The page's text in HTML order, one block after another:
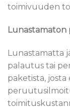
toimivuuden
Lunastamaton
Lunastamatta
palautus tai
paketista,